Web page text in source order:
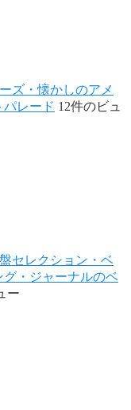
ズ・懐かしのアメ
パレード 12件のビュ
セレクション・ベ
・ジャーナルのベ
ー